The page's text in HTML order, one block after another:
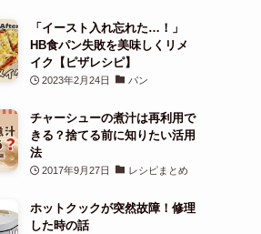
「イースト入れ忘れた…！」
HB食パン失敗を美味しくリメ
イク【ピザレシピ】
2023年2月24日 パン
チャーシューの煮汁は再利用で
きる？捨てる前に知りたい活用
法
2017年9月27日 レシピまとめ
ホットクックが突然故障！修理
した時の話